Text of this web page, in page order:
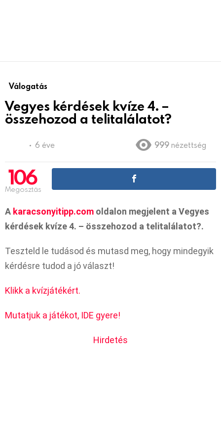
Válogatás
Vegyes kérdések kvíze 4. –
összehozod a telitalálatot?
6 éve 999 nézettség
106
Megosztás
A karacsonyitipp.com oldalon megjelent a Vegyes
kérdések kvíze 4. – összehozod a telitalálatot?.
Teszteld le tudásod és mutasd meg, hogy mindegyik
kérdésre tudod a jó választ!
Klikk a kvízjátékért.
Mutatjuk a játékot, IDE gyere!
Hirdetés